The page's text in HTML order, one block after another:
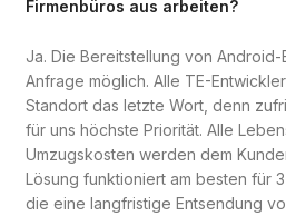
Firmenbüros aus arbeiten?
Ja. Die Bereitstellung von
Anfrage möglich. Alle TE-
Standort das letzte Wort, denn
für uns höchste Priorität. Alle
Umzugskosten werden dem
Lösung funktioniert am besten für
die eine langfristige Entsendung